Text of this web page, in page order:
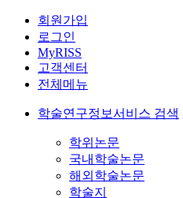
회원가입
로그인
MyRISS
고객센터
전체메뉴
학술연구정보서비스 검색
학위논문
국내학술논문
해외학술논문
학술지